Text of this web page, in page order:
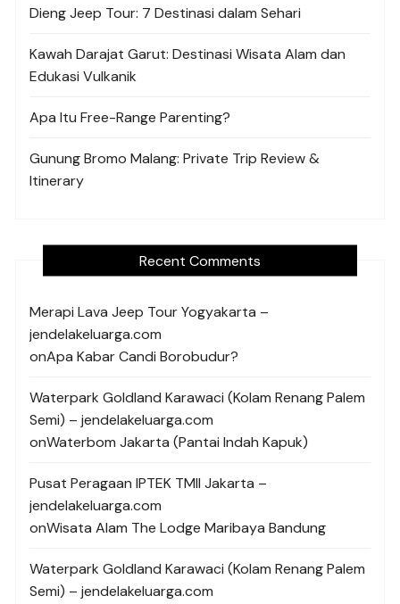
Dieng Jeep Tour: 7 Destinasi dalam Sehari
Kawah Darajat Garut: Destinasi Wisata Alam dan
Edukasi Vulkanik
Apa Itu Free-Range Parenting?
Gunung Bromo Malang: Private Trip Review &
Itinerary
Recent Comments
Merapi Lava Jeep Tour Yogyakarta –
jendelakeluarga.com
onApa Kabar Candi Borobudur?
Waterpark Goldland Karawaci (Kolam Renang Palem
Semi) – jendelakeluarga.com
onWaterbom Jakarta (Pantai Indah Kapuk)
Pusat Peragaan IPTEK TMII Jakarta –
jendelakeluarga.com
onWisata Alam The Lodge Maribaya Bandung
Waterpark Goldland Karawaci (Kolam Renang Palem
Semi) – jendelakeluarga.com